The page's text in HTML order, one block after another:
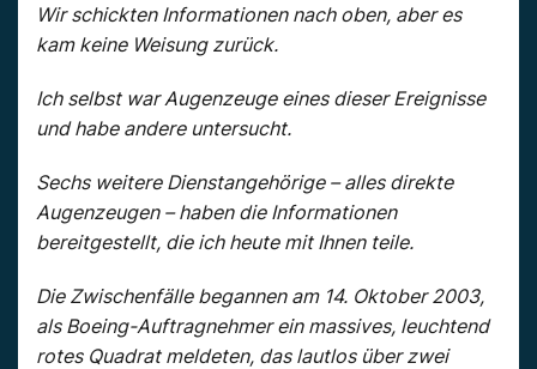
Wir schickten Informationen nach oben, aber es
kam keine Weisung zurück.
Ich selbst war Augenzeuge eines dieser Ereignisse
und habe andere untersucht.
Sechs weitere Dienstangehörige – alles direkte
Augenzeugen – haben die Informationen
bereitgestellt, die ich heute mit Ihnen teile.
Die Zwischenfälle begannen am 14. Oktober 2003,
als Boeing-Auftragnehmer ein massives, leuchtend
rotes Quadrat meldeten, das lautlos über zwei